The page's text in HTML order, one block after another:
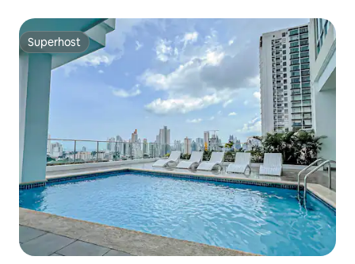
Superhost
Superhost